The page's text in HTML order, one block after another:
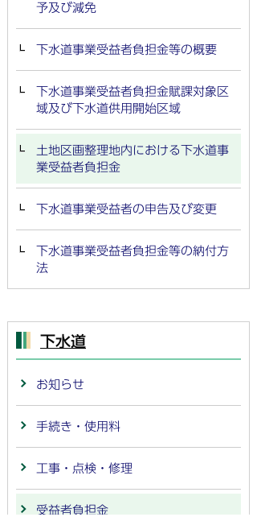
予及び減免
下水道事業受益者負担金等の概要
下水道事業受益者負担金賦課対象区
域及び下水道供用開始区域
土地区画整理地内における下水道事
業受益者負担金
下水道事業受益者の申告及び変更
下水道事業受益者負担金等の納付方
法
下水道
お知らせ
手続き・使用料
工事・点検・修理
受益者負担金